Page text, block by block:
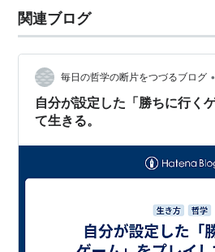
関連ブログ
毎日の哲学の断片をつづるブログ •
自分が設定した「勝ちに行く
て生きる。